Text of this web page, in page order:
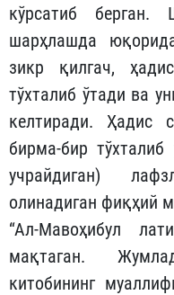
кўрсатиб берган.
шарҳлашда
зикр қилгач,
тўхталиб ўтади ва
келтиради. Ҳадис
бирма-бир
учрайдиган)
олинадиган фиқҳий
“Ал-Мавоҳибул
мақтаган.
китобининг